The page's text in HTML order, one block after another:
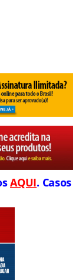
AQUI. Casos